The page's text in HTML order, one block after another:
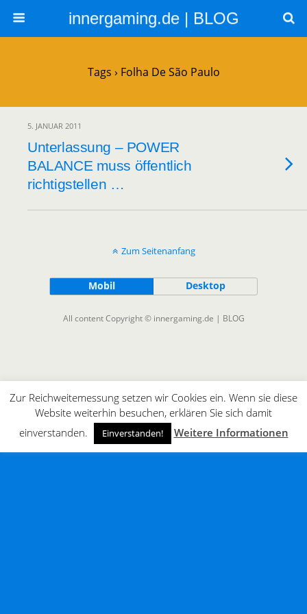
innergaming.de | BLOG
Tags › Folha De São Paulo
5. JANUAR 2011
Unterlassung – POWER
BALANCE muss öffentlich
richtigstellen …
Zum Seitenanfang
Mobil Desktop
All content Copyright © innergaming.de | BLOG
Zur Reichweitemessung setzen wir Cookies ein. Wenn sie diese
Website weiterhin besuchen, erklären Sie sich damit
einverstanden.
Einverstanden! Weitere Informationen